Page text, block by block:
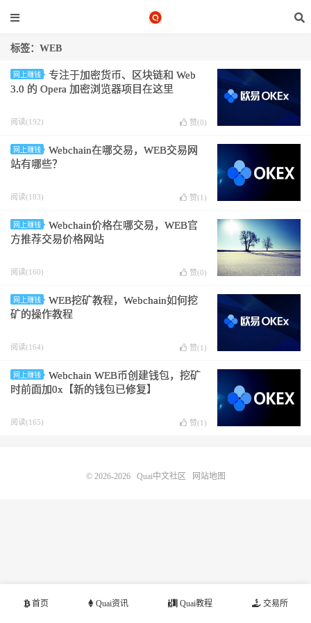
标签：WEB
网上赚钱
专注于加密货币、区块链和 Web
3.0 的 Opera 加密浏览器项目在这里
阅读(192) 赞(0)
网上赚钱
Webchain在哪交易，WEB交易网
站有哪些？
阅读(183) 赞(1 )
网上赚钱
Webchain价格在哪交易，WEB官
方推荐交易价格网站
阅读(160) 赞(0)
网上赚钱
WEB挖矿教程，Webchain如何挖
矿的操作教程
阅读(164) 赞(1 )
网上赚钱
Webchain WEB币创建钱包，挖矿
时前面加0x【新的钱包已修复】
阅读(165) 赞(1 )
首页 Quai资讯 Quai教程 交易所
© 2026-2026 Quai中文社区 网站地图